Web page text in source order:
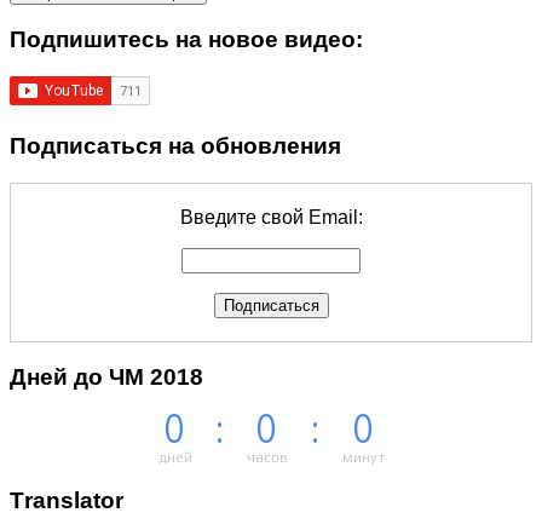
Подпишитеcь на новое видео:
Подписаться на обновления
Введите свой Email:
Дней до ЧМ 2018
0
дней
: 0
часов
: 0
минут
Тranslator